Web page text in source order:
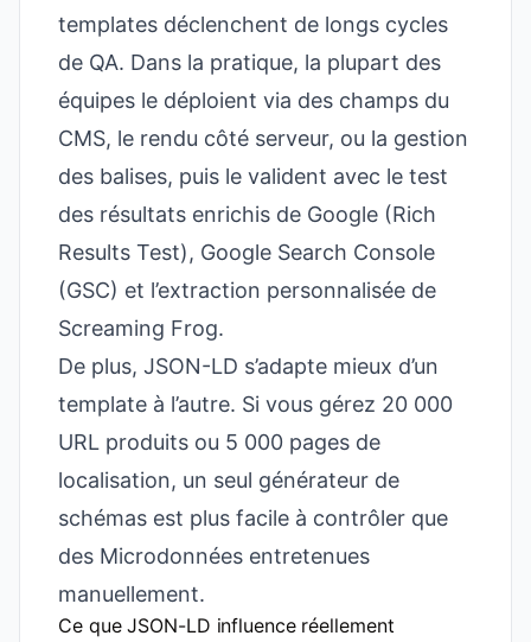
templates déclenchent de longs cycles
de QA. Dans la pratique, la plupart des
équipes le déploient via des champs du
CMS, le rendu côté serveur, ou la gestion
des balises, puis le valident avec le test
des résultats enrichis de Google (Rich
Results Test), Google Search Console
(GSC) et l’extraction personnalisée de
Screaming Frog.
De plus, JSON-LD s’adapte mieux d’un
template à l’autre. Si vous gérez 20 000
URL produits ou 5 000 pages de
localisation, un seul générateur de
schémas est plus facile à contrôler que
des Microdonnées entretenues
manuellement.
Ce que JSON-LD influence réellement